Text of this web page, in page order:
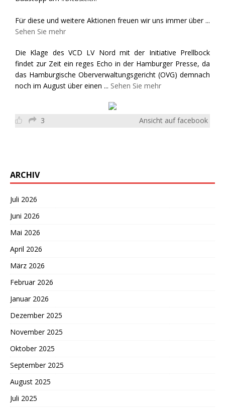
Für diese und weitere Aktionen freuen wir uns immer über ...
Sehen Sie mehr
Die Klage des VCD LV Nord mit der Initiative Prellbock
findet zur Zeit ein reges Echo in der Hamburger Presse, da
das Hamburgische Oberverwaltungsgericht (OVG) demnach
noch im August über einen ... Sehen Sie mehr
3 Ansicht auf facebook
ARCHIV
Juli 2026
Juni 2026
Mai 2026
April 2026
März 2026
Februar 2026
Januar 2026
Dezember 2025
November 2025
Oktober 2025
September 2025
August 2025
Juli 2025